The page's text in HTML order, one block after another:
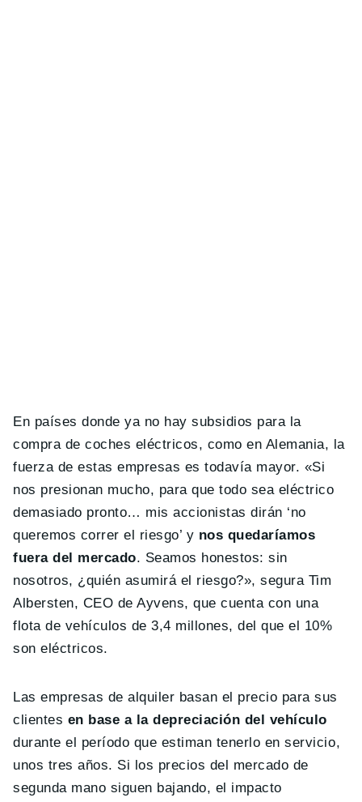
En países donde ya no hay subsidios para la
compra de coches eléctricos, como en Alemania, la
fuerza de estas empresas es todavía mayor. «Si
nos presionan mucho, para que todo sea eléctrico
demasiado pronto… mis accionistas dirán ‘no
queremos correr el riesgo’ y nos quedaríamos
fuera del mercado. Seamos honestos: sin
nosotros, ¿quién asumirá el riesgo?», segura Tim
Albersten, CEO de Ayvens, que cuenta con una
flota de vehículos de 3,4 millones, del que el 10%
son eléctricos.
Las empresas de alquiler basan el precio para sus
clientes en base a la depreciación del vehículo
durante el período que estiman tenerlo en servicio,
unos tres años. Si los precios del mercado de
segunda mano siguen bajando, el impacto